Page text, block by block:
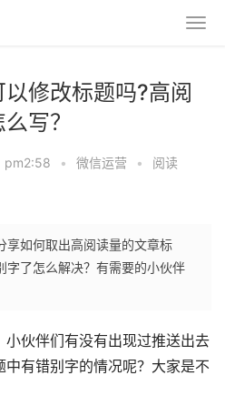
修改标题吗?高阅
写？
pm2:58 • 微信运营 •
阅读
享如何取出高阅读量的文章标
字了怎么解决？有需要的小伙伴
小伙伴们有没有出现过推送出去
有错别字的情况呢？大家是不